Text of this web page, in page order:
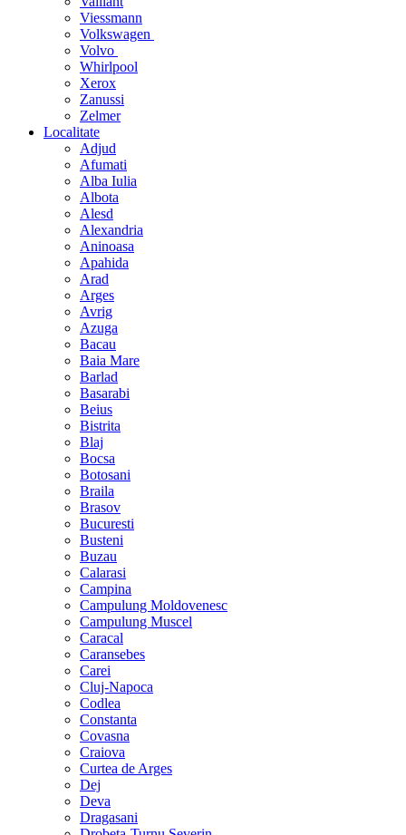
Viessmann
Volkswagen
Volvo
Whirlpool
Xerox
Zanussi
Zelmer
Localitate
Adjud
Afumati
Alba Iulia
Albota
Alesd
Alexandria
Aninoasa
Apahida
Arad
Arges
Avrig
Azuga
Bacau
Baia Mare
Barlad
Basarabi
Beius
Bistrita
Blaj
Bocsa
Botosani
Braila
Brasov
Bucuresti
Busteni
Buzau
Calarasi
Campina
Campulung Moldovenesc
Campulung Muscel
Caracal
Caransebes
Carei
Cluj-Napoca
Codlea
Constanta
Covasna
Craiova
Curtea de Arges
Dej
Deva
Dragasani